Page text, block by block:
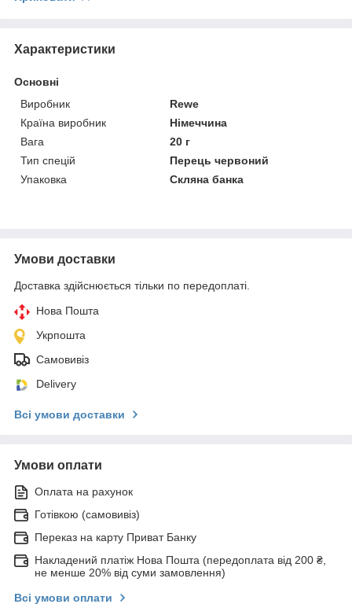
Характеристики
Основні
Виробник
Rewe
Країна виробник
Німеччина
Вага
20 г
Тип спецій
Перець червоний
Упаковка
Скляна банка
Умови доставки
Доставка здійснюється тільки по передоплаті.
Нова Пошта
Укрпошта
Самовивіз
Delivery
Всі умови доставки
Умови оплати
Оплата на рахунок
Готівкою (самовивіз)
Переказ на карту Приват Банку
Накладений платіж Нова Пошта (передоплата від 200 ₴,
не менше 20% від суми замовлення)
Всі умови оплати